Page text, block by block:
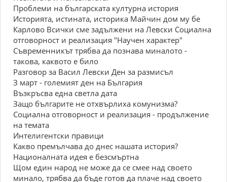
Проблеми на българската културна история
Историята, истината, историка Майчин дом му бе
Карлово Всички сме задължени на Левски Социална
отговорност и реализация "Научен характер"
Съвременникът трябва да познава миналото -
такова, каквото е било
Разговор за Васил Левски Ден за размисъл
З март - големият ден на България
Възкръсва една светла дата
Защо българите не отхвърлиха комунизма?
Социална отговорност и реализация - продължение
на темата
Интелигентски правици
Какво премълчава до днес нашата история?
Националната идея е безсмъртна
Щом един народ не може да се смее над своето
минало, трябва да бъде готов да плаче над своето